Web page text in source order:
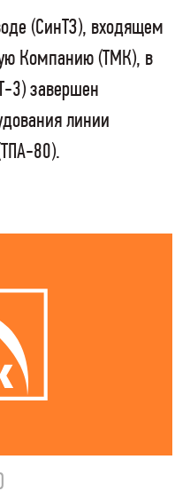
(СинТЗ), входящем
Компанию (ТМК), в
3) завершен
линии
80).